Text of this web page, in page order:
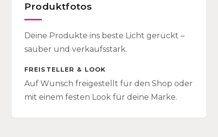
Produktfotos
Deine Produkte ins beste Licht gerückt –
sauber und verkaufsstark.
FREISTELLER & LOOK
Auf Wunsch freigestellt für den Shop oder
mit einem festen Look für deine Marke.